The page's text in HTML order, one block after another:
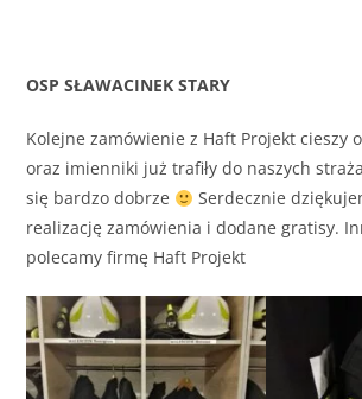
OSP SŁAWACINEK STARY
Kolejne zamówienie z Haft Projekt cieszy
oraz imienniki już trafiły do naszych
się bardzo dobrze
Serdecznie
realizację zamówienia i dodane gratisy.
polecamy firmę Haft Projekt